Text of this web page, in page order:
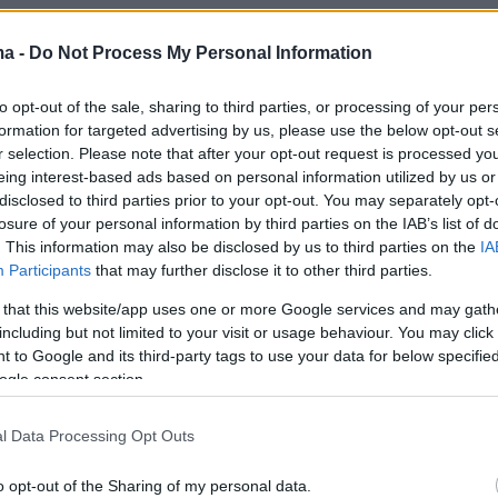
- Do Not Process My Personal Information
opt-out of the sale, sharing to third parties, or processing of your
for targeted advertising by us, please use the below opt-out
selection. Please note that after your opt-out request is processed
interest-based ads based on personal information utilized by us
to third parties prior to your opt-out. You may separately
of your personal information by third parties on the IAB’s list of
This information may also be disclosed by us to third parties on the
Participants that may further disclose it to other third parties.
that this website/app uses one or more Google services and may
but not limited to your visit or usage behaviour. You may
to Google and its third-party tags to use your data for below
consent section.
Data Processing Opt Outs
opt-out of the Sharing of my personal data.
«Πρέπει να ξεχάσουμε τον
η ΑΕΚ επεσήμανε ο Βλάνταν Μιλόγεβιτς σε
για τον αυριανό αγώνα της Super League 1 στο
«Ξέρουμε τι σημαίνει το
με τον ΠΑΟΚ»
τη νίκη της ομάδας βάσει της εικόνας του
Μιλόγεβιτς, ο οποίος μεταξύ άλλων